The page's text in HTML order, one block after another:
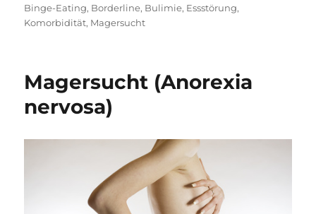
am
Binge-Eating, Borderline, Bulimie, Essstörung,
Komorbidität, Magersucht
Magersucht (Anorexia
nervosa)